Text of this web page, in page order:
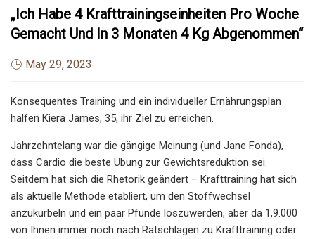
„Ich Habe 4 Krafttrainingseinheiten Pro Woche
Gemacht Und In 3 Monaten 4 Kg Abgenommen“
May 29, 2023
Konsequentes Training und ein individueller Ernährungsplan
halfen Kiera James, 35, ihr Ziel zu erreichen.
Jahrzehntelang war die gängige Meinung (und Jane Fonda),
dass Cardio die beste Übung zur Gewichtsreduktion sei.
Seitdem hat sich die Rhetorik geändert – Krafttraining hat sich
als aktuelle Methode etabliert, um den Stoffwechsel
anzukurbeln und ein paar Pfunde loszuwerden, aber da 1,9.000
von Ihnen immer noch nach Ratschlägen zu Krafttraining oder